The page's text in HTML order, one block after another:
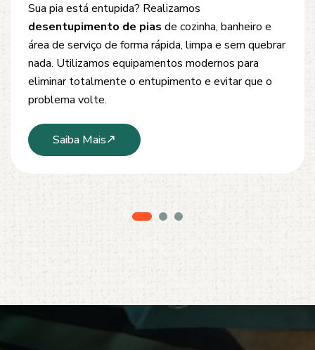
Problemas comentupimento de esgoto
Oferecemos soluções rápidas e eficientes para
desobstrução de redes de esgoto, caixas de
inspeção e tubulações. Utilizamos equipamentos
modernos e técnicas seguras que garantem um
serviço limpo, ágil e sem danos à estrutura.
Saiba Mais